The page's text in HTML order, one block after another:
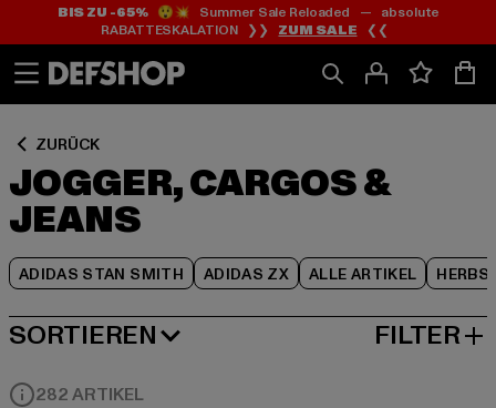
Zum
Inhalt
springen
Zum
Fußzeile
springen
BIS ZU -65%😲💥 Summer Sale Reloaded — absolute
RABATTESKALATION ❯❯ ZUM SALE ❮❮
ZURÜCK
JOGGER, CARGOS &
JEANS
ADIDAS STAN SMITH ADIDAS ZX ALLE ARTIKEL
Zum
Produktraster
springen
SORTIEREN
BELIEBTESTE FILTER
282 ARTIKEL